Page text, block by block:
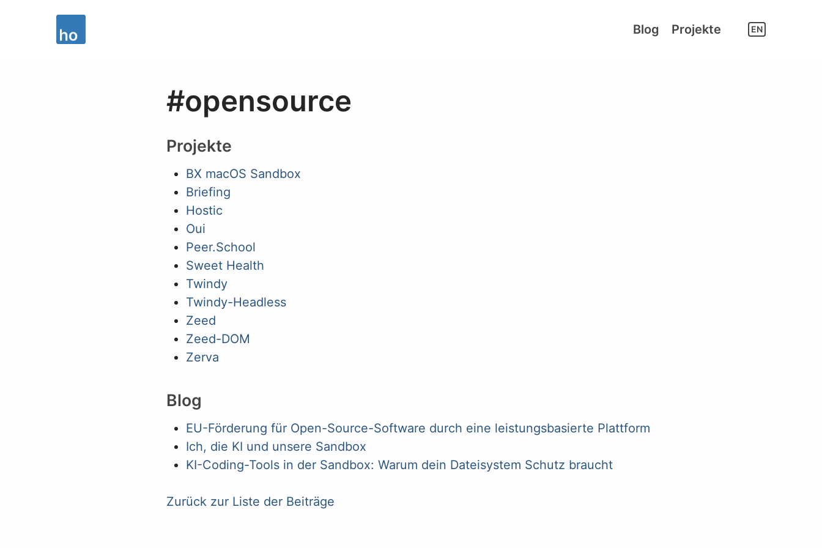
Blog Projekte EN
#opensource
Projekte
BX macOS Sandbox
Briefing
Hostic
Oui
Peer.School
Sweet Health
Twindy
Twindy-Headless
Zeed
Zeed-DOM
Zerva
Blog
EU-Förderung für Open-Source-Software durch eine leistungsbasierte Plattform
Ich, die KI und unsere Sandbox
KI-Coding-Tools in der Sandbox: Warum dein Dateisystem Schutz braucht
Zurück zur Liste der Beiträge